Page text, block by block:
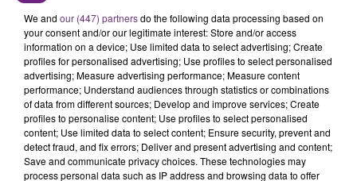
Pascal Caffet et Christelle la responsable
de la boutique des Ecrevolles.
Pascal Caffet possède une dizaine de boutiques en
France, en Italie et au Japon.
FIL D'ACTUS
We and our (447) partnersdo the following data processing based on
your consent and/or our legitimate interest: Store and/or access
information on a device; Use limited data to select advertising; Create
profiles for personalised advertising; Use profiles to select personalised
advertising; Measure advertising performance; Measure content
performance; Understand audiences through statistics or combinations
of data from different sources; Develop and improve services; Create
profiles to personalise content; Use profiles to select personalised
content; Use limited data to select content; Ensure security, prevent and
detect fraud, and fix errors; Deliver and present advertising and content;
Save and communicate privacy choices. These technologies may
process personal data such as IP address and browsing data to offer